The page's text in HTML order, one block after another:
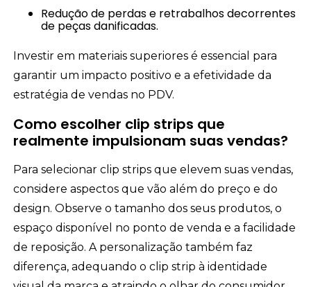
Redução de perdas e retrabalhos decorrentes
de peças danificadas.
Investir em materiais superiores é essencial para
garantir um impacto positivo e a efetividade da
estratégia de vendas no PDV.
Como escolher clip strips que
realmente impulsionam suas vendas?
Para selecionar clip strips que elevem suas vendas,
considere aspectos que vão além do preço e do
design. Observe o tamanho dos seus produtos, o
espaço disponível no ponto de venda e a facilidade
de reposição. A personalização também faz
diferença, adequando o clip strip à identidade